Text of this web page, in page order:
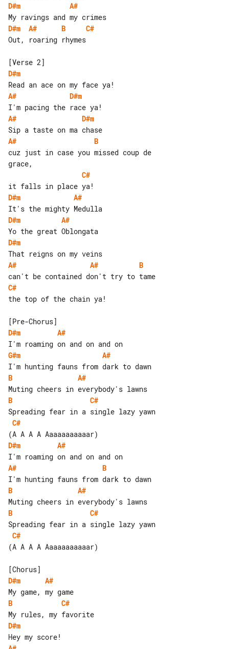
D#m
A#
D#m
A# B
C#
Out, roaring rhymes
D#m
A#
D#m
A#
D#m
A#
B
cuz just in case you missed coup de
C#
D#m
A#
D#m
A#
D#m
A#
A#
B
C#
the top of the chain ya!
D#m
A#
G#m
A#
B
A#
B
C#
C#
D#m
A#
A#
B
B
A#
B
C#
C#
(A A A A Aaaaaaaaaaar)
D#m
A#
B
C#
D#m